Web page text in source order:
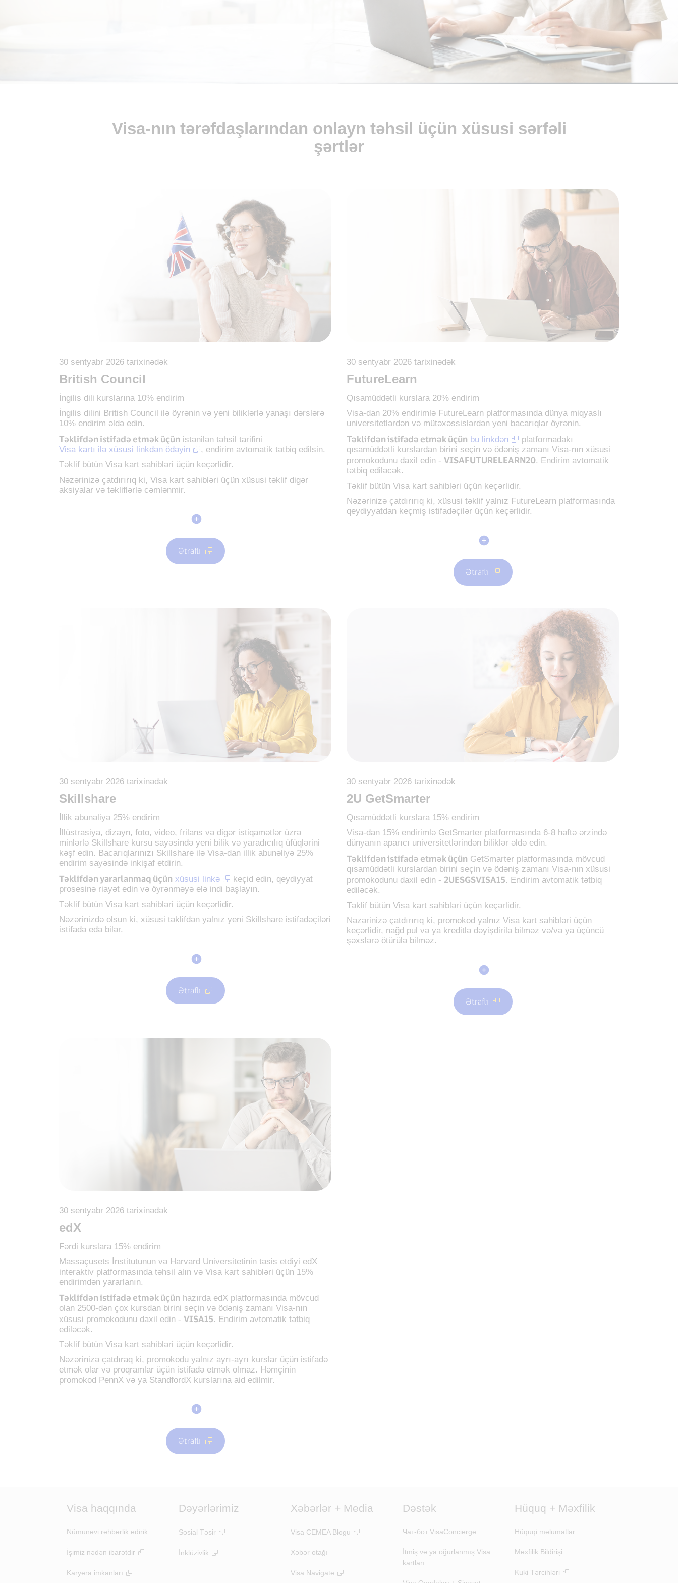
Visa-nın tərəfdaşlarından onlayn təhsil üçün xüsusi sərfəli
şərtlər
30 sentyabr 2026 tarixinədək
British Council
İngilis dili kurslarına 10% endirim
İngilis dilini British Council ilə öyrənin və yeni biliklərlə yanaşı dərslərə
10% endirim əldə edin.
Təklifdən istifadə etmək üçün istənilən təhsil tarifini
Visa kartı ilə xüsusi linkdən ödəyin
, endirim avtomatik tətbiq edilsin.
Təklif bütün Visa kart sahibləri üçün keçərlidir.
Nəzərinizə çatdırırıq ki, Visa kart sahibləri üçün xüsusi təklif digər
aksiyalar və təkliflərlə cəmlənmir.
Ətraflı
30 sentyabr 2026 tarixinədək
FutureLearn
Qısamüddətli kurslara 20% endirim
Visa-dan 20% endirimlə FutureLearn platformasında dünya miqyaslı
universitetlərdən və mütəxəssislərdən yeni bacarıqlar öyrənin.
Təklifdən istifadə etmək üçün bu linkdən
platformadakı
qısamüddətli kurslardan birini seçin və ödəniş zamanı Visa-nın xüsusi
promokodunu daxil edin - VISAFUTURELEARN20. Endirim avtomatik
tətbiq ediləcək.
Təklif bütün Visa kart sahibləri üçün keçərlidir.
Nəzərinizə çatdırırıq ki, xüsusi təklif yalnız FutureLearn platformasında
qeydiyyatdan keçmiş istifadəçilər üçün keçərlidir.
Ətraflı
30 sentyabr 2026 tarixinədək
Skillshare
İllik abunəliyə 25% endirim
İllüstrasiya, dizayn, foto, video, frilans və digər istiqamətlər üzrə
minlərlə Skillshare kursu sayəsində yeni bilik və yaradıcılıq üfüqlərini
kəşf edin. Bacarıqlarınızı Skillshare ilə Visa-dan illik abunəliyə 25%
endirim sayəsində inkişaf etdirin.
Təklifdən yararlanmaq üçün xüsusi linkə
keçid edin, qeydiyyat
prosesinə riayət edin və öyrənməyə elə indi başlayın.
Təklif bütün Visa kart sahibləri üçün keçərlidir.
Nəzərinizdə olsun ki, xüsusi təklifdən yalnız yeni Skillshare istifadəçiləri
istifadə edə bilər.
Ətraflı
30 sentyabr 2026 tarixinədək
2U GetSmarter
Qısamüddətli kurslara 15% endirim
Visa-dan 15% endirimlə GetSmarter platformasında 6-8 həftə ərzində
dünyanın aparıcı universitetlərindən biliklər əldə edin.
Təklifdən istifadə etmək üçün GetSmarter platformasında mövcud
qısamüddətli kurslardan birini seçin və ödəniş zamanı Visa-nın xüsusi
promokodunu daxil edin - 2UESGSVISA15. Endirim avtomatik tətbiq
ediləcək.
Təklif bütün Visa kart sahibləri üçün keçərlidir.
Nəzərinizə çatdırırıq ki, promokod yalnız Visa kart sahibləri üçün
keçərlidir, nağd pul və ya kreditlə dəyişdirilə bilməz və/və ya üçüncü
şəxslərə ötürülə bilməz.
Ətraflı
30 sentyabr 2026 tarixinədək
edX
Fərdi kurslara 15% endirim
Massaçusets İnstitutunun və Harvard Universitetinin təsis etdiyi edX
interaktiv platformasında təhsil alın və Visa kart sahibləri üçün 15%
endirimdən yararlanın.
Təklifdən istifadə etmək üçün hazırda edX platformasında mövcud
olan 2500-dən çox kursdan birini seçin və ödəniş zamanı Visa-nın
xüsusi promokodunu daxil edin - VISA15. Endirim avtomatik tətbiq
ediləcək.
Təklif bütün Visa kart sahibləri üçün keçərlidir.
Nəzərinizə çatdıraq ki, promokodu yalnız ayrı-ayrı kurslar üçün istifadə
etmək olar və proqramlar üçün istifadə etmək olmaz. Həmçinin
promokod PennX və ya StandfordX kurslarına aid edilmir.
Ətraflı
Visa haqqında
Nümunəvi rəhbərlik edirik
İşimiz nədən ibarətdir
Karyera imkanları
Dəyərlərimiz
Sosial Təsir
İnklüzivlik
Xəbərlər + Media
Visa CEMEA Blogu
Xəbər otağı
Visa Navigate
Dəstək
Чат-бот VisaConcierge
İtmiş və ya oğurlanmış Visa
kartları
Hüquq + Məxfilik
Hüquqi məlumatlar
Məxfilik Bildirişi
Kuki Tərcihləri